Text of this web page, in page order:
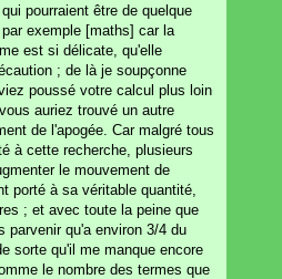
pourraient être de quelque
exemple [maths] car la
est si délicate, qu'elle
; de là je soupçonne
poussé votre calcul plus loin
auriez trouvé un autre
de l'apogée. Car malgré tous
à cette recherche, plusieurs
le mouvement de
porté à sa véritable quantité,
; et avec toute la peine que
parvenir qu'a environ 3/4 du
sorte qu'il me manque encore
le nombre des termes que